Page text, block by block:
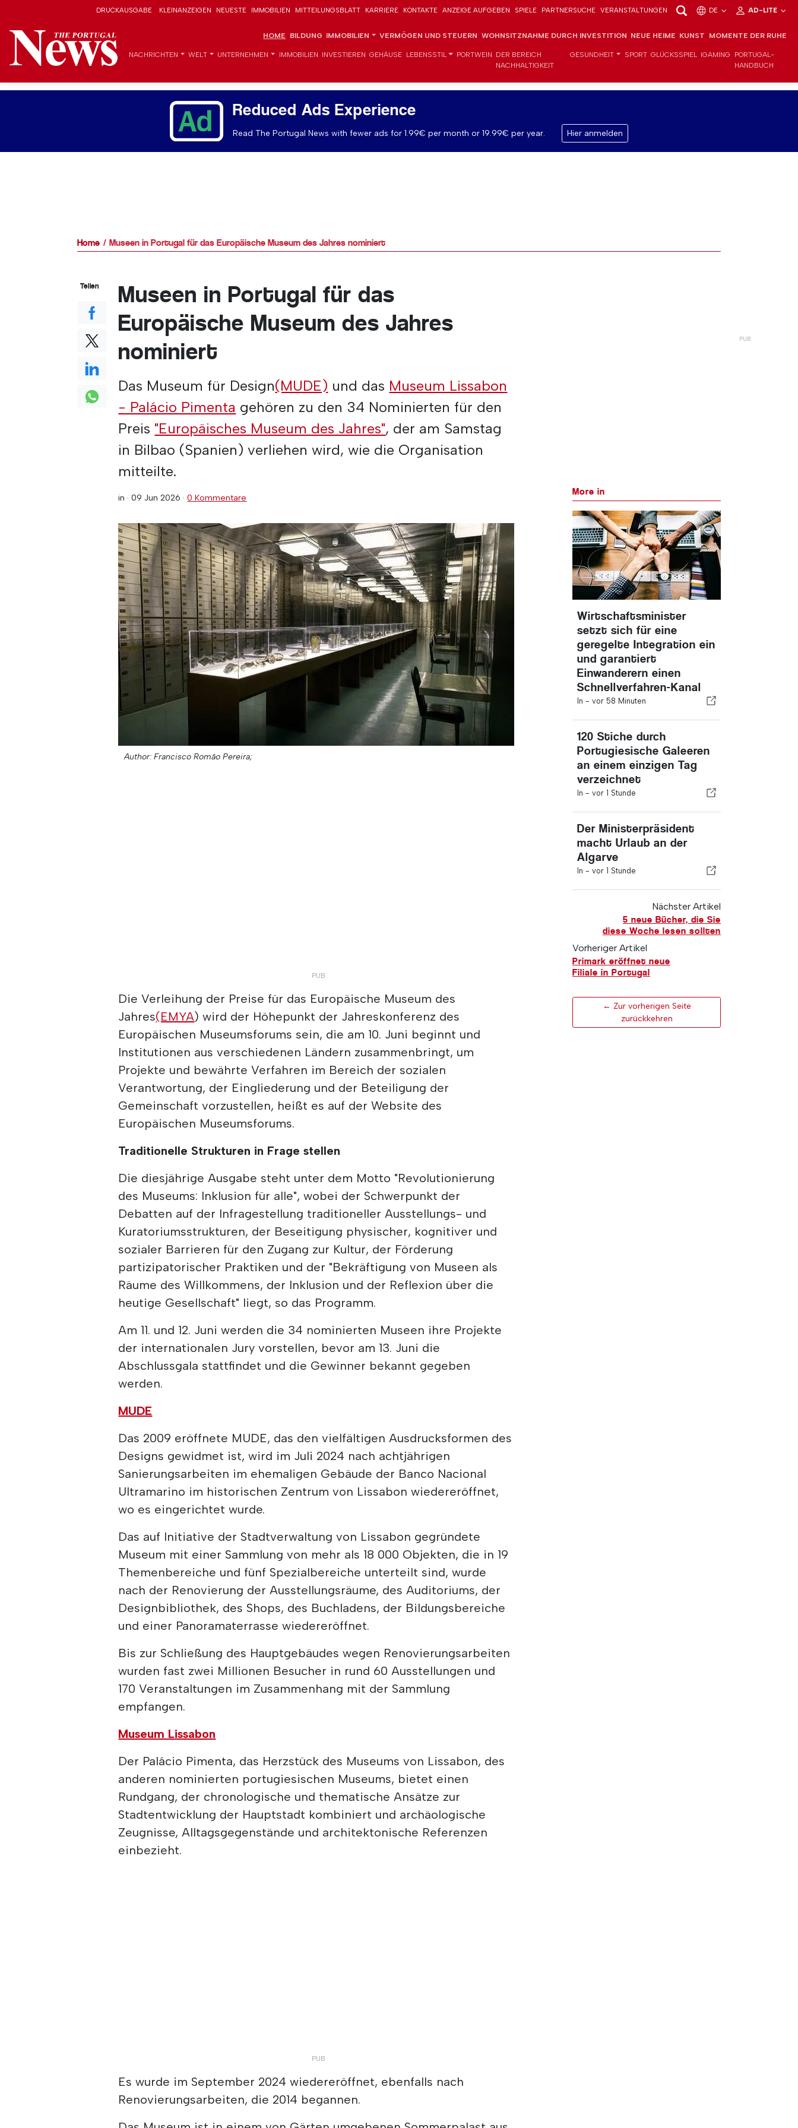
DRUCKAUSGABE KLEINANZEIGEN NEUESTE IMMOBILIEN MITTEILUNGSBLATT KARRIERE KONTAKTE ANZEIGE AUFGEBEN SPIELE PARTNERSUCHE VERANSTALTUNGEN DE AD-LITE
HOME BILDUNG IMMOBILIEN VERMÖGEN UND STEUERN WOHNSITZNAHME DURCH INVESTITION NEUE HEIME KUNST MOMENTE DER RUHE
NACHRICHTEN WELT UNTERNEHMEN IMMOBILIEN INVESTIEREN GEHÄUSE LEBENSSTIL PORTWEIN DER BEREICH
NACHHALTIGKEIT
GESUNDHEIT SPORT GLÜCKSSPIEL IGAMING
PORTUGAL-
HANDBUCH
Reduced Ads Experience
Read The Portugal News with fewer ads for 1.99€ per month or 19.99€ per year. Hier anmelden
Home Museen in Portugal für das Europäische Museum des Jahres nominiert
Museen in Portugal für das
Europäische Museum des Jahres
nominiert
Das Museum für Design(MUDE) und das Museum Lissabon
- Palácio Pimenta gehören zu den 34 Nominierten für den
Preis "Europäisches Museum des Jahres", der am Samstag
in Bilbao (Spanien) verliehen wird, wie die Organisation
mitteilte.
in ·09 Jun 2026 ·0 Kommentare
Author: Francisco Romão Pereira;
Die Verleihung der Preise für das Europäische Museum des
Jahres(EMYA) wird der Höhepunkt der Jahreskonferenz des
Europäischen Museumsforums sein, die am 10. Juni beginnt und
Institutionen aus verschiedenen Ländern zusammenbringt, um
Projekte und bewährte Verfahren im Bereich der sozialen
Verantwortung, der Eingliederung und der Beteiligung der
Gemeinschaft vorzustellen, heißt es auf der Website des
Europäischen Museumsforums.
Traditionelle Strukturen in Frage stellen
Die diesjährige Ausgabe steht unter dem Motto "Revolutionierung
des Museums: Inklusion für alle", wobei der Schwerpunkt der
Debatten auf der Infragestellung traditioneller Ausstellungs- und
Kuratoriumsstrukturen, der Beseitigung physischer, kognitiver und
sozialer Barrieren für den Zugang zur Kultur, der Förderung
partizipatorischer Praktiken und der "Bekräftigung von Museen als
Räume des Willkommens, der Inklusion und der Reflexion über die
heutige Gesellschaft" liegt, so das Programm.
Am 11. und 12. Juni werden die 34 nominierten Museen ihre Projekte
der internationalen Jury vorstellen, bevor am 13. Juni die
Abschlussgala stattfindet und die Gewinner bekannt gegeben
werden.
MUDE
Das 2009 eröffnete MUDE, das den vielfältigen Ausdrucksformen des
Designs gewidmet ist, wird im Juli 2024 nach achtjährigen
Sanierungsarbeiten im ehemaligen Gebäude der Banco Nacional
Ultramarino im historischen Zentrum von Lissabon wiedereröffnet,
wo es eingerichtet wurde.
Das auf Initiative der Stadtverwaltung von Lissabon gegründete
Museum mit einer Sammlung von mehr als 18 000 Objekten, die in 19
Themenbereiche und fünf Spezialbereiche unterteilt sind, wurde
nach der Renovierung der Ausstellungsräume, des Auditoriums, der
Designbibliothek, des Shops, des Buchladens, der Bildungsbereiche
und einer Panoramaterrasse wiedereröffnet.
Bis zur Schließung des Hauptgebäudes wegen Renovierungsarbeiten
wurden fast zwei Millionen Besucher in rund 60 Ausstellungen und
170 Veranstaltungen im Zusammenhang mit der Sammlung
empfangen.
Museum Lissabon
Der Palácio Pimenta, das Herzstück des Museums von Lissabon, des
anderen nominierten portugiesischen Museums, bietet einen
Rundgang, der chronologische und thematische Ansätze zur
Stadtentwicklung der Hauptstadt kombiniert und archäologische
Zeugnisse, Alltagsgegenstände und architektonische Referenzen
einbezieht.
Es wurde im September 2024 wiedereröffnet, ebenfalls nach
Renovierungsarbeiten, die 2014 begannen.
Teilen
More in
Wirtschaftsminister
setzt sich für eine
geregelte Integration ein
und garantiert
Einwanderern einen
Schnellverfahren-Kanal
In - vor 58 Minuten
120 Stiche durch
Portugiesische Galeeren
an einem einzigen Tag
verzeichnet
In - vor 1 Stunde
Der Ministerpräsident
macht Urlaub an der
Algarve
In - vor 1 Stunde
Nächster Artikel
5 neue Bücher, die Sie
diese Woche lesen sollten
Vorheriger Artikel
Primark eröffnet neue
Filiale in Portugal
← Zur vorherigen Seite
zurückkehren